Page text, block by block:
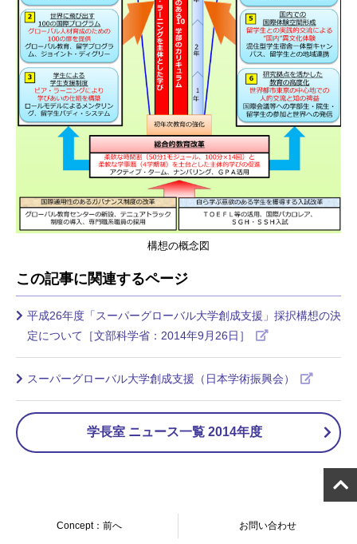
構想の概念図
この記事に関連するページ
平成26年度「スーパーグローバル大学創成支援」採択構想の決
定について［文部科学省：2014年9月26日］
スーパーグローバル大学創成支援（日本学術振興会）
学長室 ニュース一覧 2014年度
Concept：前へ お問い合わせ